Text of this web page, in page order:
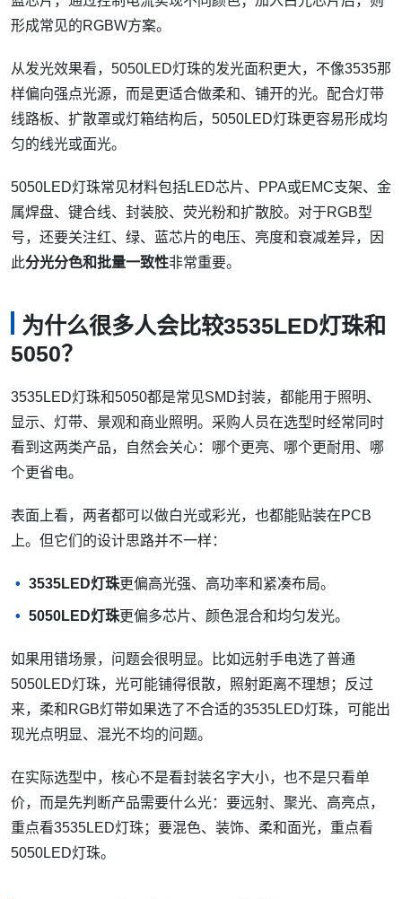
形成常见的RGBW方案。
从发光效果看，5050LED灯珠的发光面积更大，不像3535那
样偏向强点光源，而是更适合做柔和、铺开的光。配合灯带
线路板、扩散罩或灯箱结构后，5050LED灯珠更容易形成均
匀的线光或面光。
5050LED灯珠常见材料包括LED芯片、PPA或EMC支架、金
属焊盘、键合线、封装胶、荧光粉和扩散胶。对于RGB型
号，还要关注红、绿、蓝芯片的电压、亮度和衰减差异，因
此分光分色和批量一致性非常重要。
为什么很多人会比较3535LED灯珠和
5050？
3535LED灯珠和5050都是常见SMD封装，都能用于照明、
显示、灯带、景观和商业照明。采购人员在选型时经常同时
看到这两类产品，自然会关心：哪个更亮、哪个更耐用、哪
个更省电。
表面上看，两者都可以做白光或彩光，也都能贴装在PCB
上。但它们的设计思路并不一样：
3535LED灯珠更偏高光强、高功率和紧凑布局。
5050LED灯珠更偏多芯片、颜色混合和均匀发光。
如果用错场景，问题会很明显。比如远射手电选了普通
5050LED灯珠，光可能铺得很散，照射距离不理想；反过
来，柔和RGB灯带如果选了不合适的3535LED灯珠，可能出
现光点明显、混光不均的问题。
在实际选型中，核心不是看封装名字大小，也不是只看单
价，而是先判断产品需要什么光：要远射、聚光、高亮点，
重点看3535LED灯珠；要混色、装饰、柔和面光，重点看
5050LED灯珠。